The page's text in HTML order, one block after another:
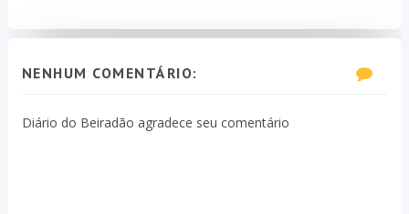
NENHUM COMENTÁRIO:
Diário do Beiradão agradece seu comentário